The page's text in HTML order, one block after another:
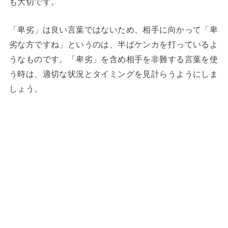
「卑劣」は良い言葉ではないため、相手に向かって「卑
劣な方ですね」というのは、半ばケンカを打っているよ
うなものです。「卑劣」を含め相手を非難する言葉を使
う時は、適切な状況とタイミングを見計らうようにしま
しょう。